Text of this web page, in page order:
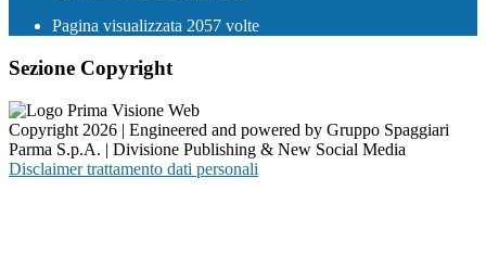
Pagina visualizzata 2057 volte
Sezione Copyright
Copyright 2026 | Engineered and powered by Gruppo Spaggiari
Parma S.p.A. | Divisione Publishing & New Social Media
Disclaimer trattamento dati personali